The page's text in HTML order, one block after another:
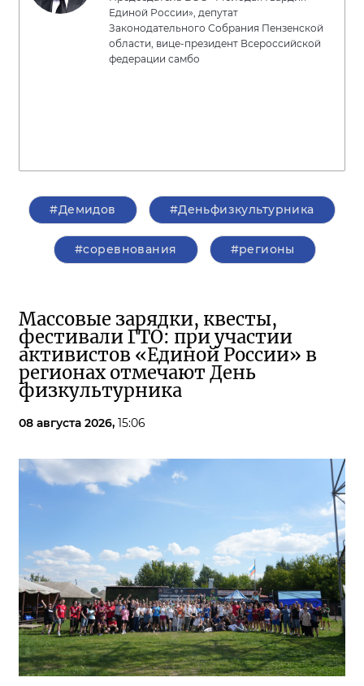
Единой России», депутат
Законодательного Собрания Пензенской
области, вице-президент Всероссийской
федерации самбо
#Демидов #Деньфизкультурника
#соревнования #регионы
Массовые зарядки, квесты,
фестивали ГТО: при участии
активистов «Единой России» в
регионах отмечают День
физкультурника
08 августа 2026, 15:06